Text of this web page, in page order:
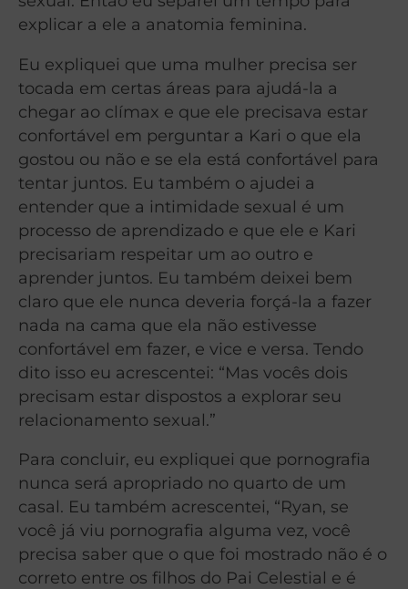
explicar a ele a anatomia feminina.
Eu expliquei que uma mulher precisa ser
tocada em certas áreas para ajudá-la a
chegar ao clímax e que ele precisava estar
confortável em perguntar a Kari o que ela
gostou ou não e se ela está confortável para
tentar juntos. Eu também o ajudei a
entender que a intimidade sexual é um
processo de aprendizado e que ele e Kari
precisariam respeitar um ao outro e
aprender juntos. Eu também deixei bem
claro que ele nunca deveria forçá-la a fazer
nada na cama que ela não estivesse
confortável em fazer, e vice e versa. Tendo
dito isso eu acrescentei: “Mas vocês dois
precisam estar dispostos a explorar seu
relacionamento sexual.”
Para concluir, eu expliquei que pornografia
nunca será apropriado no quarto de um
casal. Eu também acrescentei, “Ryan, se
você já viu pornografia alguma vez, você
precisa saber que o que foi mostrado não é o
correto entre os filhos do Pai Celestial e é